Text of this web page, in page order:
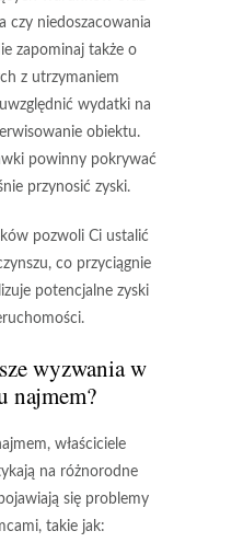
czy niedoszacowania
zapominaj także o
z utrzymaniem
wydatki na
obiektu.
powinny pokrywać
przynosić zyski.
pozwoli Ci ustalić
co przyciągnie
potencjalne zyski
wyzwania w
najmem?
właściciele
na różnorodne
się problemy
takie jak: